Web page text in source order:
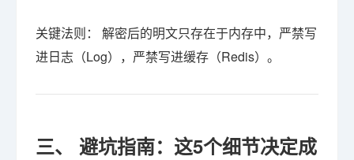
关键法则： 解密后的明文只存在于内存中，严禁写
进日志（Log），严禁写进缓存（Redis）。
三、 避坑指南：这5个细节决定成